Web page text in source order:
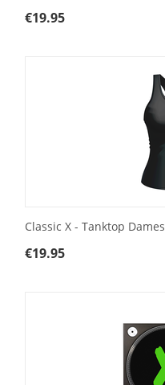
€19.95
Classic X - Tanktop Dames
€19.95